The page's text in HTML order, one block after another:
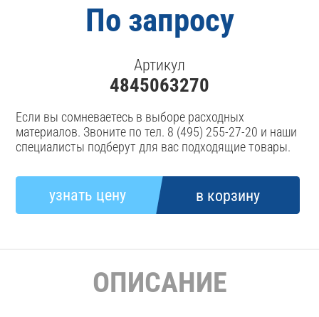
По запросу
Артикул
4845063270
Если вы сомневаетесь в выборе расходных
материалов. Звоните по тел. 8 (495) 255-27-20 и наши
специалисты подберут для вас подходящие товары.
ОПИСАНИЕ